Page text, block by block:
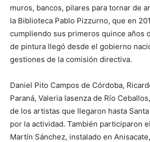
muros, bancos, pilares para tornar de
la Biblioteca Pablo Pizzurno, que en
cumpliendo sus primeros quince años
de pintura llegó desde el gobierno
gestiones de la comisión directiva.
Daniel Pito Campos de Córdoba,
Paraná, Valeria Iasenza de Río
de los artistas que llegaron hasta
por la actividad. También participaron
Martín Sánchez, instalado en